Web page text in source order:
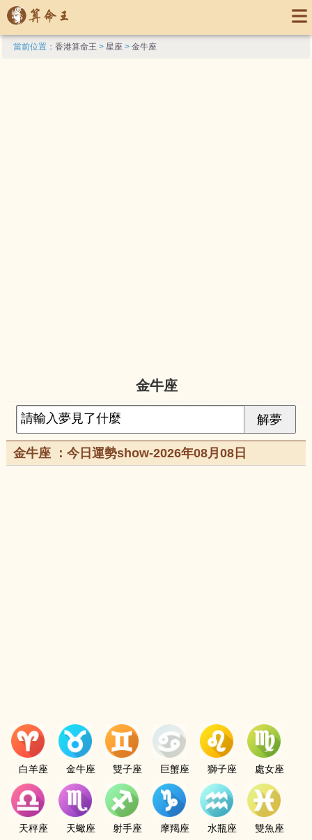
當前位置：香港算命王 >星座 >金牛座
金牛座
金牛座 ：今日運勢show-2026年08月08日
白羊座 金牛座 雙子座 巨蟹座 獅子座 處女座
天秤座 天蠍座 射手座 摩羯座 水瓶座 雙魚座